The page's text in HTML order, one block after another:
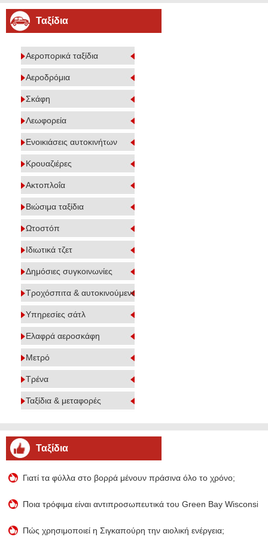
Ταξίδια
Αεροπορικά ταξίδια
Αεροδρόμια
Σκάφη
Λεωφορεία
Ενοικιάσεις αυτοκινήτων
Κρουαζιέρες
Ακτοπλοΐα
Βιώσιμα ταξίδια
Ωτοστόπ
Ιδιωτικά τζετ
Δημόσιες συγκοινωνίες
Τροχόσπιτα & αυτοκινούμενα
Υπηρεσίες σάτλ
Ελαφρά αεροσκάφη
Μετρό
Τρένα
Ταξίδια & μεταφορές
Ταξίδια
Γιατί τα φύλλα στο βορρά μένουν πράσινα όλο το χρόνο;
Ποια τρόφιμα είναι αντιπροσωπευτικά του Green Bay Wisconsin;
Πώς χρησιμοποιεί η Σιγκαπούρη την αιολική ενέργεια;